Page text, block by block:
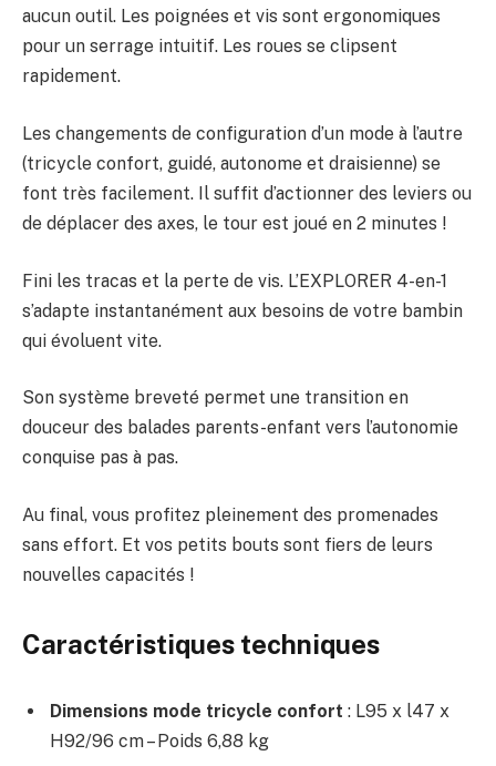
aucun outil. Les poignées et vis sont ergonomiques
pour un serrage intuitif. Les roues se clipsent
rapidement.
Les changements de configuration d’un mode à l’autre
(tricycle confort, guidé, autonome et draisienne) se
font très facilement. Il suffit d’actionner des leviers ou
de déplacer des axes, le tour est joué en 2 minutes !
Fini les tracas et la perte de vis. L’EXPLORER 4-en-1
s’adapte instantanément aux besoins de votre bambin
qui évoluent vite.
Son système breveté permet une transition en
douceur des balades parents-enfant vers l’autonomie
conquise pas à pas.
Au final, vous profitez pleinement des promenades
sans effort. Et vos petits bouts sont fiers de leurs
nouvelles capacités !
Caractéristiques techniques
Dimensions mode tricycle confort : L95 x l47 x
H92/96 cm – Poids 6,88 kg